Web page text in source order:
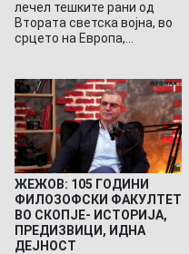
лечел тешките рани од
Втората светска војна, во
срцето на Европа,…
ЖЕЖОВ: 105 ГОДИНИ
ФИЛОЗОФСКИ ФАКУЛТЕТ
ВО СКОПЈЕ- ИСТОРИЈА,
ПРЕДИЗВИЦИ, ИДНА
ДЕЈНОСТ